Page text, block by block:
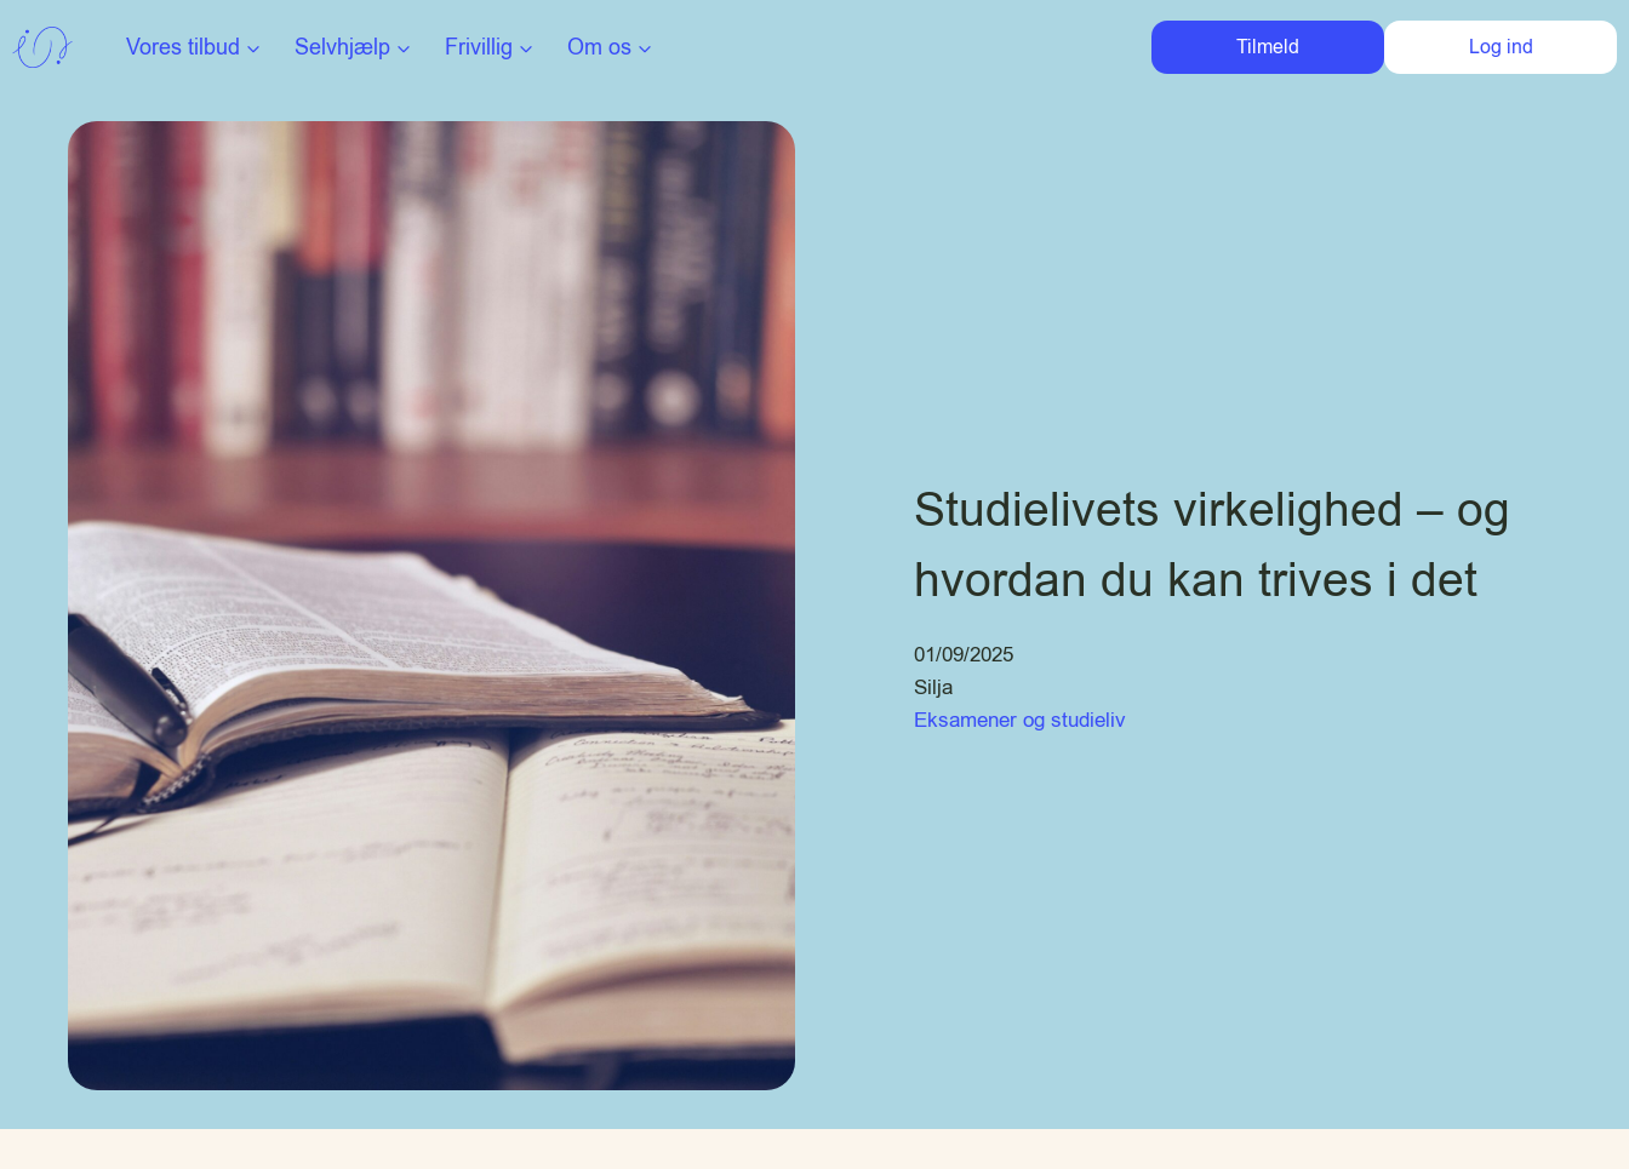
til
Vores tilbud Selvhjælp Frivillig Om os Tilmeld Log ind
Studielivets virkelighed – og
hvordan du kan trives i det
01/09/2025
Silja
Eksamener og studieliv